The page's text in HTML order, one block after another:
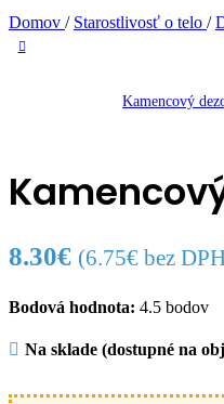
Domov / Starostlivosť o telo /
Kamencový
8.30€ (6.75€ bez
Bodová hodnota: 4.5 bodov
Na sklade (dostupné na